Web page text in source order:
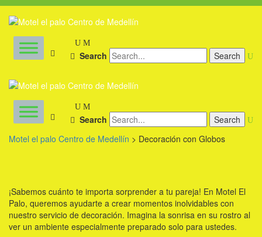
Search
Search
Motel el palo Centro de Medellín > Decoración con Globos
¡Sabemos cuánto te importa sorprender a tu pareja! En Motel El
Palo, queremos ayudarte a crear momentos inolvidables con
nuestro servicio de decoración. Imagina la sonrisa en su rostro al
ver un ambiente especialmente preparado solo para ustedes.